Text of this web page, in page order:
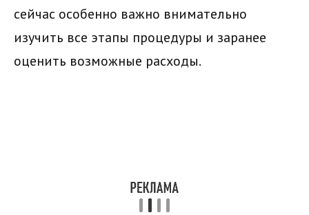
сейчас особенно важно внимательно
изучить все этапы процедуры и заранее
оценить возможные расходы.